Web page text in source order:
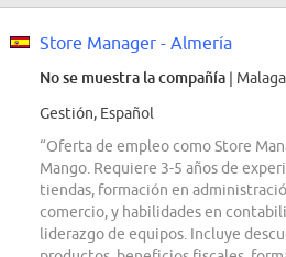
Store Manager - Almería
No se muestra la compañía | Malaga
Gestión, Español
“Oferta de empleo como Store
Mango. Requiere 3-5 años de
tiendas, formación en
comercio, y habilidades en
liderazgo de equipos. Incluye